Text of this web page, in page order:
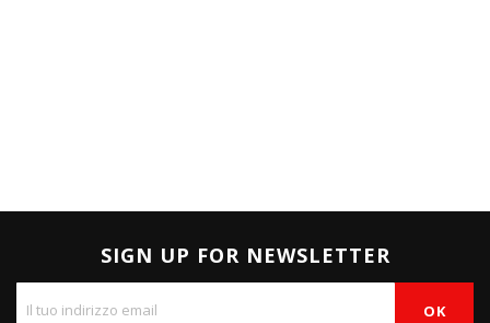
SIGN UP FOR NEWSLETTER